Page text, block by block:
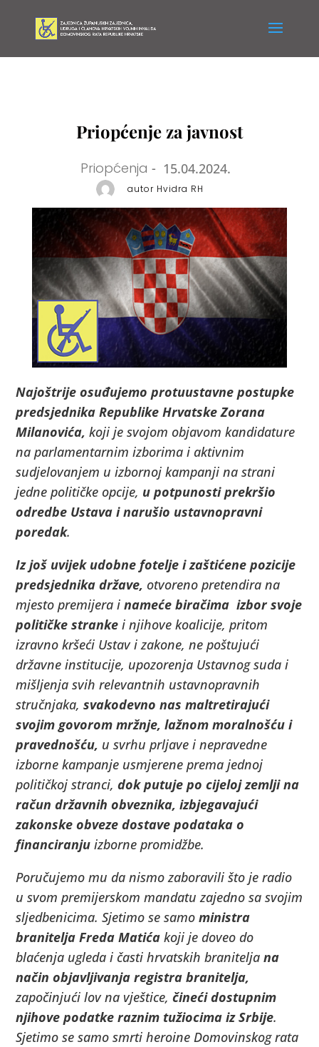
Priopćenje za javnost
Priopćenja - 15.04.2024.
autor Hvidra RH
Najoštrije osuđujemo protuustavne postupke
predsjednika Republike Hrvatske Zorana
Milanovića, koji je svojom objavom kandidature
na parlamentarnim izborima i aktivnim
sudjelovanjem u izbornoj kampanji na strani
jedne političke opcije, u potpunosti prekršio
odredbe Ustava i narušio ustavnopravni
poredak.
Iz još uvijek udobne fotelje i zaštićene pozicije
predsjednika države, otvoreno pretendira na
mjesto premijera inameće biračima izbor svoje
političke strankei njihove koalicije, pritom
izravno kršeći Ustav i zakone, ne poštujući
državne institucije, upozorenja Ustavnog suda i
mišljenja svih relevantnih ustavnopravnih
stručnjaka,svakodevno nas maltretirajući
svojim govorom mržnje, lažnom moralnošću i
pravednošću, u svrhu prljave i nepravedne
izborne kampanje usmjerene prema jednoj
političkoj stranci,dok putuje po cijeloj zemlji na
račun državnih obveznika, izbjegavajući
zakonske obveze dostave podataka o
financiranju izborne promidžbe.
Poručujemo mu da nismo zaboravili što je radio
u svom premijerskom mandatu zajedno sa svojim
sljedbenicima. Sjetimo se samoministra
branitelja Freda Matića koji je doveo do
blaćenja ugleda i časti hrvatskih braniteljana
način objavljivanja registra branitelja,
započinjući lov na vještice,čineći dostupnim
njihove podatke raznim tužiocima iz Srbije.
Sjetimo se samo smrti heroine Domovinskog rata